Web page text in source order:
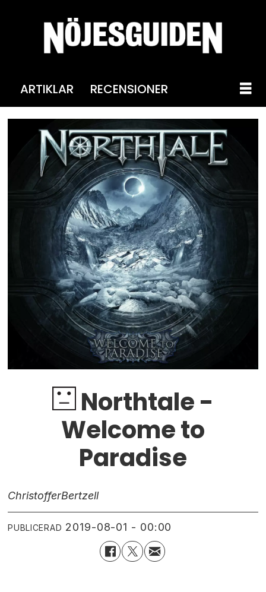
ARTIKLAR RECENSIONER
Northtale -
Welcome to
Paradise
ChristofferBertzell
PUBLICERAD 2019-08-01 - 00:00